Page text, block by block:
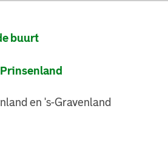
buurt
en 's-Gravenland